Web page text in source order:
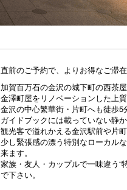
直前のご予約で、よりお得なご滞在
加賀百万石の金沢の城下町の西茶屋
金澤町屋をリノベーションした上
金沢の中心繁華街・片町へも徒歩5
ガイドブックには載っていない静
観光客で溢れかえる金沢駅前や片
少し緊張感の漂う特別なローカル
来ます。
家族・友人・カップルで一味違う“
で下さい。